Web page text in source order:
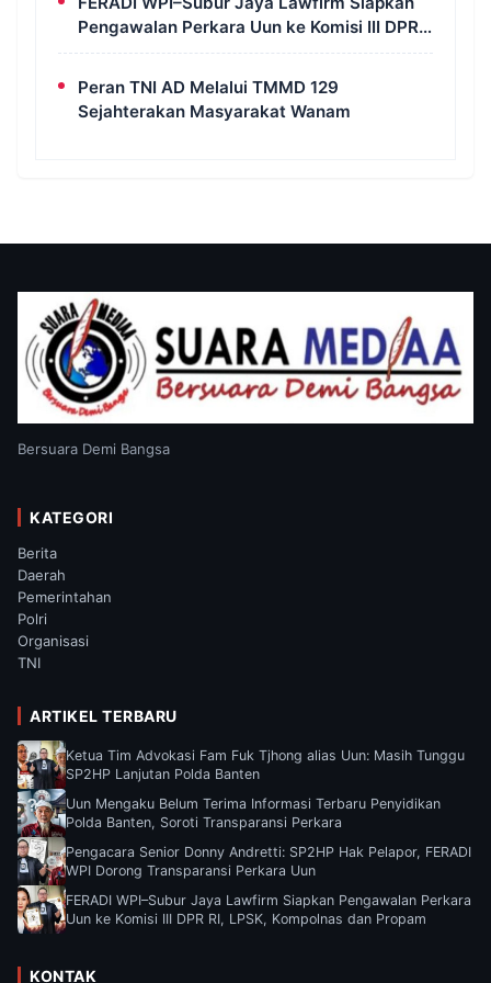
Pengawalan Perkara Uun ke Komisi III DPR
RI, LPSK, Kompolnas dan Propam
Peran TNI AD Melalui TMMD 129
Sejahterakan Masyarakat Wanam
Bersuara Demi Bangsa
KATEGORI
Berita
Daerah
Pemerintahan
Polri
Organisasi
TNI
ARTIKEL TERBARU
Ketua Tim Advokasi Fam Fuk Tjhong alias Uun: Masih Tunggu
SP2HP Lanjutan Polda Banten
Uun Mengaku Belum Terima Informasi Terbaru Penyidikan
Polda Banten, Soroti Transparansi Perkara
Pengacara Senior Donny Andretti: SP2HP Hak Pelapor, FERADI
WPI Dorong Transparansi Perkara Uun
FERADI WPI–Subur Jaya Lawfirm Siapkan Pengawalan Perkara
Uun ke Komisi III DPR RI, LPSK, Kompolnas dan Propam
KONTAK